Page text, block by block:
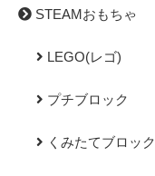
STEAMおもちゃ
LEGO(レゴ)
プチブロック
くみたてブロック